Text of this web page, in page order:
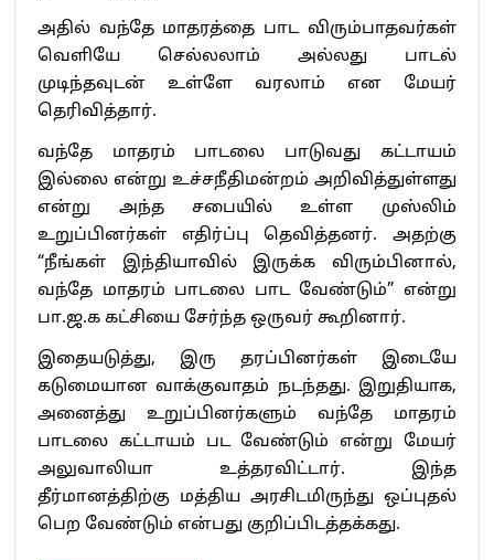
அதில் வந்தே மாதரத்தை பாட விரும்பாதவர்கள்
வெளியே செல்லலாம் அல்லது பாடல்
முடிந்தவுடன் உள்ளே வரலாம் என மேயர்
தெரிவித்தார்.
வந்தே மாதரம் பாடலை பாடுவது கட்டாயம்
இல்லை என்று உச்சநீதிமன்றம் அறிவித்துள்ளது
என்று அந்த சபையில் உள்ள முஸ்லிம்
உறுப்பினர்கள் எதிர்ப்பு தெவித்தனர். அதற்கு
“நீங்கள் இந்தியாவில் இருக்க விரும்பினால்,
வந்தே மாதரம் பாடலை பாட வேண்டும்” என்று
பா.ஜ.க கட்சியை சேர்ந்த ஒருவர் கூறினார்.
இதையடுத்து, இரு தரப்பினர்கள் இடையே
கடுமையான வாக்குவாதம் நடந்தது. இறுதியாக,
அனைத்து உறுப்பினர்களும் வந்தே மாதரம்
பாடலை கட்டாயம் பட வேண்டும் என்று மேயர்
அலுவாலியா உத்தரவிட்டார். இந்த
தீர்மானத்திற்கு மத்திய அரசிடமிருந்து ஒப்புதல்
பெற வேண்டும் என்பது குறிப்பிடத்தக்கது.